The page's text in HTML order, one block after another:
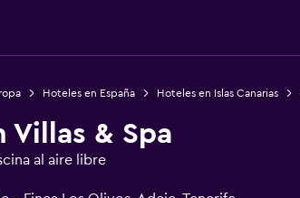
Hoteles en España Hoteles en Islas Canarias
Villas & Spa
al aire libre